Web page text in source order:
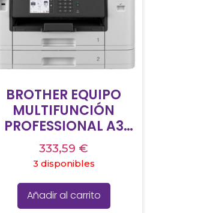
BROTHER EQUIPO
MULTIFUNCIÓN
PROFESSIONAL A3
INKJET WIRELESS ALL
IN ONE PRINTER MFC-
J5740DW
333,59 €
3 disponibles
Añadir al carrito